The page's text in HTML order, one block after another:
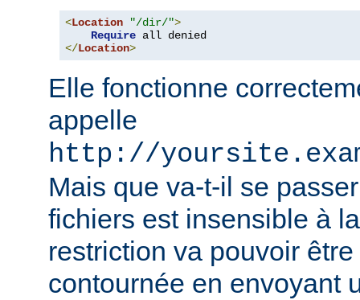
<Location "/dir/">
Require
</Location>
Elle fonctionne
appelle
http://
Mais que va-t-il se
fichiers est insensible à
restriction va pouvoir
contournée en envoyant